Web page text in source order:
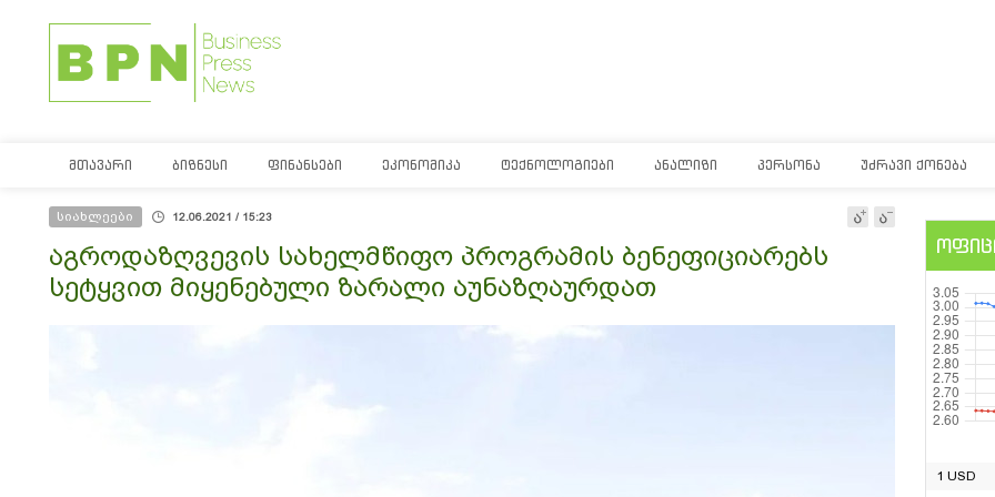
ᲛᲗᲐᲕᲐᲠᲘ ᲑᲘᲖᲜᲔᲡᲘ ᲤᲘᲜᲐᲜᲡᲔᲑᲘ ᲔᲙᲝᲜᲝᲛᲘᲙᲐ ᲢᲔᲥᲜᲝᲚᲝᲒᲘᲔᲑᲘ ᲐᲜᲐᲚᲘᲖᲘ ᲞᲔᲠᲡᲝᲜᲐ ᲣᲫᲠᲐᲕᲘ ᲥᲝᲜᲔᲑᲐ
სიახლეები 12.06.2021 / 15:23
აგროდაზღვევის სახელმწიფო პროგრამის ბენეფიციარებს
სეტყვით მიყენებული ზარალი აუნაზღაურდათ
1 USD